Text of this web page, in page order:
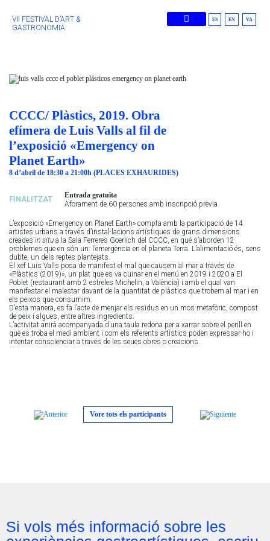
VII FESTIVAL D’ART &
GASTRONOMIA
ES EN VA
CCCC/ Plàstics, 2019. Obra
efímera de Luis Valls al fil de
l’exposició «Emergency on
Planet Earth»
8 d’abril de 18:30 a 21:00h (PLACES EXHAURIDES)
FINALITZAT
Entrada gratuïta
Aforament de 60 persones amb inscripció prèvia.
L’exposició «Emergency on Planet Earth» compta amb la participació de 14
artistes urbans a través d’instal·lacions artístiques de grans dimensions
creades in situ a la Sala Ferreres Goerlich del CCCC, en què s’aborden 12
problemes que en són un: l’emergència en el planeta Terra. L’alimentació és, sens
dubte, un dels reptes plantejats.
El xef Luis Valls posa de manifest el mal que causem al mar a través de
«Plàstics (2019)», un plat que es va cuinar en el menú en 2019 i 2020 a El
Poblet (restaurant amb 2 estreles Michelin, a València) i amb el qual van
manifestar el malestar davant de la quantitat de plàstics que trobem al mar i en
els peixos que consumim.
D’esta manera, es fa l’acte de menjar els residus en un mos metafòric, compost
de peix i algues, entre altres ingredients.
L’activitat anirà acompanyada d’una taula redona per a xarrar sobre el perill en
què es troba el medi ambient i com els referents artístics poden expressar-ho i
intentar conscienciar a través de les seues obres o creacions.
Vore tots els participants
Si vols més informació sobre les